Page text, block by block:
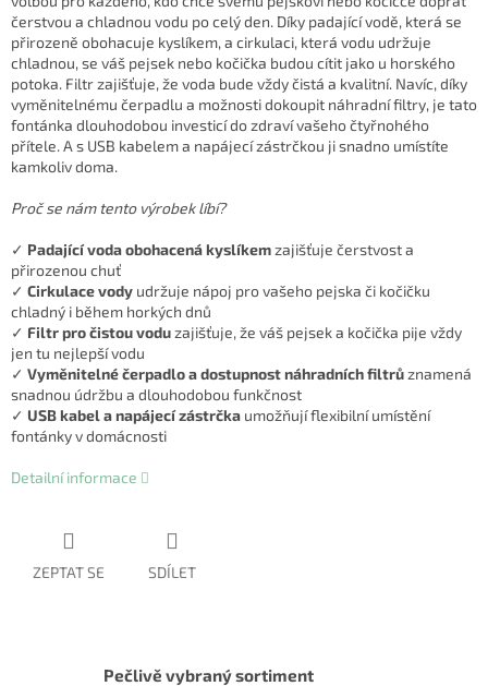
čerstvou a chladnou vodu po celý den. Díky padající vodě, která se
přirozeně obohacuje kyslíkem, a cirkulaci, která vodu udržuje
chladnou, se váš pejsek nebo kočička budou cítit jako u horského
potoka. Filtr zajišťuje, že voda bude vždy čistá a kvalitní. Navíc, díky
vyměnitelnému čerpadlu a možnosti dokoupit náhradní filtry, je tato
fontánka dlouhodobou investicí do zdraví vašeho čtyřnohého
přítele. A s USB kabelem a napájecí zástrčkou ji snadno umístíte
kamkoliv doma.
Proč se nám tento výrobek líbí?
✓ Padající voda obohacená kyslíkemzajišťuje čerstvost a
přirozenou chuť
✓ Cirkulace vody udržuje nápoj pro vašeho pejska či kočičku
chladný i během horkých dnů
✓ Filtr pro čistou voduzajišťuje, že váš pejsek a kočička pije vždy
jen tu nejlepší vodu
✓ Vyměnitelné čerpadlo a dostupnost náhradních filtrůznamená
snadnou údržbu a dlouhodobou funkčnost
✓ USB kabel a napájecí zástrčka umožňují flexibilní umístění
fontánky v domácnosti
Detailní informace
ZEPTAT SE SDÍLET
Pečlivě vybraný sortiment